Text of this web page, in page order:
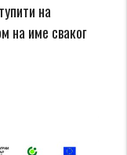
на
на име сваког